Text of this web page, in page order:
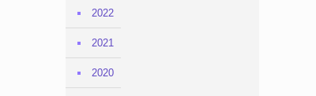
2022
2021
2020